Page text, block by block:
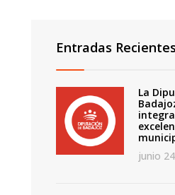
Entradas Recientes
La
junio